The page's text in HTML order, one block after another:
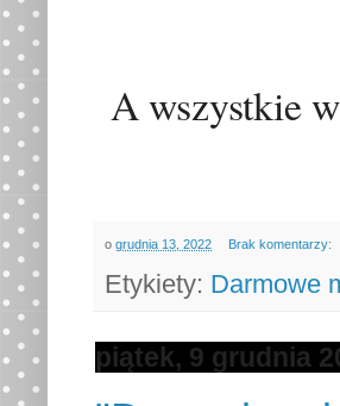
A wszystkie
o grudnia 13, 2022 Brak komentarzy:
Etykiety: Darmowe
piątek, 9 grudnia